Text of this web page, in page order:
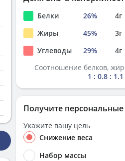
Белки 26% 4г
Жиры
45% 3г
Углеводы
29% 4г
Соотношение белков,
1 : 0.8 : 1.1
Получите
Укажите вашу цель
Снижение веса
Набор массы